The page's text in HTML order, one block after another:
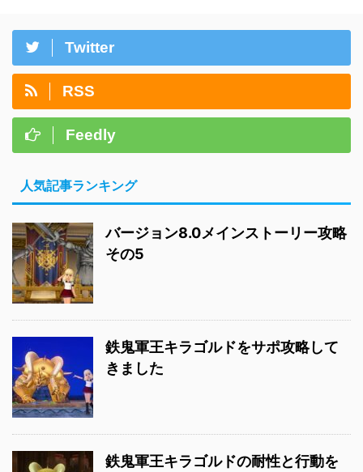
Twitter
RSS
Feedly
人気記事ランキング
バージョン8.0メインストーリー攻略
その5
鉄鬼軍王キラゴルドをサポ攻略して
きました
鉄鬼軍王キラゴルドの耐性と行動を